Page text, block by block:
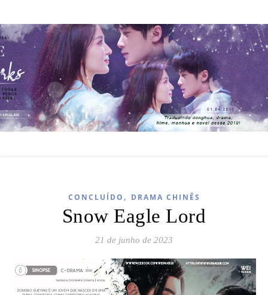
CONCLUÍDO , DRAMA CHINÊS
Snow Eagle Lord
21 de junho de 2023